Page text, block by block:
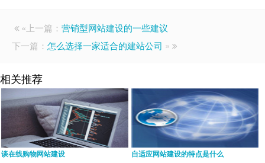
«上一篇： 营销型网站建设的一些建议
下一篇： 怎么选择一家适合的建站公司 »
相关推荐
谈在线购物网站建设 自适应网站建设的特点是什么